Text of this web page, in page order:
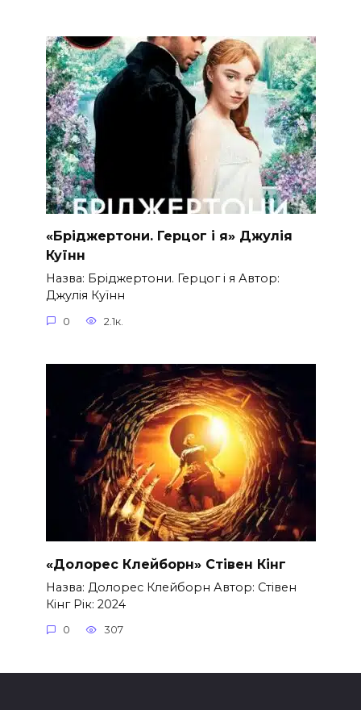
«Бріджертони. Герцог і я» Джулія
Куїнн
Назва: Бріджертони. Герцог і я Автор:
Джулія Куїнн
0 2.1к.
«Долорес Клейборн» Стівен Кінг
Назва: Долорес Клейборн Автор: Стівен
Кінг Рік: 2024
0 307